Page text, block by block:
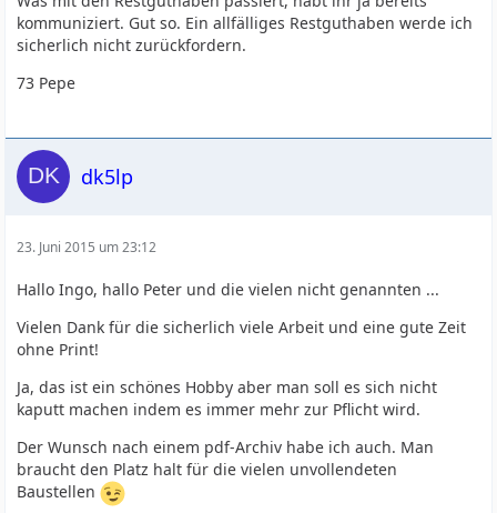
kommuniziert. Gut so. Ein allfälliges Restguthaben werde ich
sicherlich nicht zurückfordern.
73 Pepe
dk5lp
23. Juni 2015 um 23:12
Hallo Ingo, hallo Peter und die vielen nicht genannten ...
Vielen Dank für die sicherlich viele Arbeit und eine gute Zeit
ohne Print!
Ja, das ist ein schönes Hobby aber man soll es sich nicht
kaputt machen indem es immer mehr zur Pflicht wird.
Der Wunsch nach einem pdf-Archiv habe ich auch. Man
braucht den Platz halt für die vielen unvollendeten
Baustellen